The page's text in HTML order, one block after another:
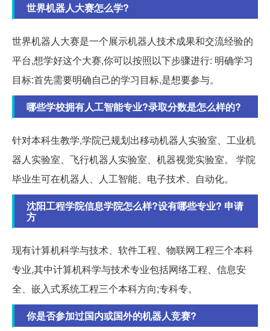
世界机器人大赛怎么学?
世界机器人大赛是一个展示机器人技术成果和交流经验的
平台,想学好这个大赛,你可以按照以下步骤进行: 明确学习
目标:首先需要明确自己的学习目标,是想要参与。
哪些学校拥有人工智能专业?录取分数是怎么样的?
针对本科生教学,学院已规划出移动机器人实验室、工业机
器人实验室、飞行机器人实验室、机器视觉实验室。 学院
毕业生可在机器人、人工智能、电子技术、自动化。
沈阳工程学院信息学院怎么样?设有哪些专业? 申请
方
现有计算机科学与技术、软件工程、物联网工程三个本科
专业,其中计算机科学与技术专业包括网络工程、信息安
全、嵌入式系统工程三个本科方向;专科专。
你是否参加过国内或国外的机器人竞赛?